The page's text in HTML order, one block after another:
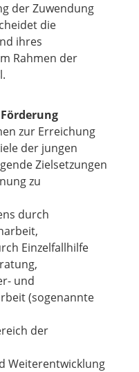
der Zuwendung
die
ihres
Rahmen der
zur Erreichung
der jungen
Zielsetzungen
zu
durch
Einzelfallhilfe
und
(sogenannte
der
Weiterentwicklung